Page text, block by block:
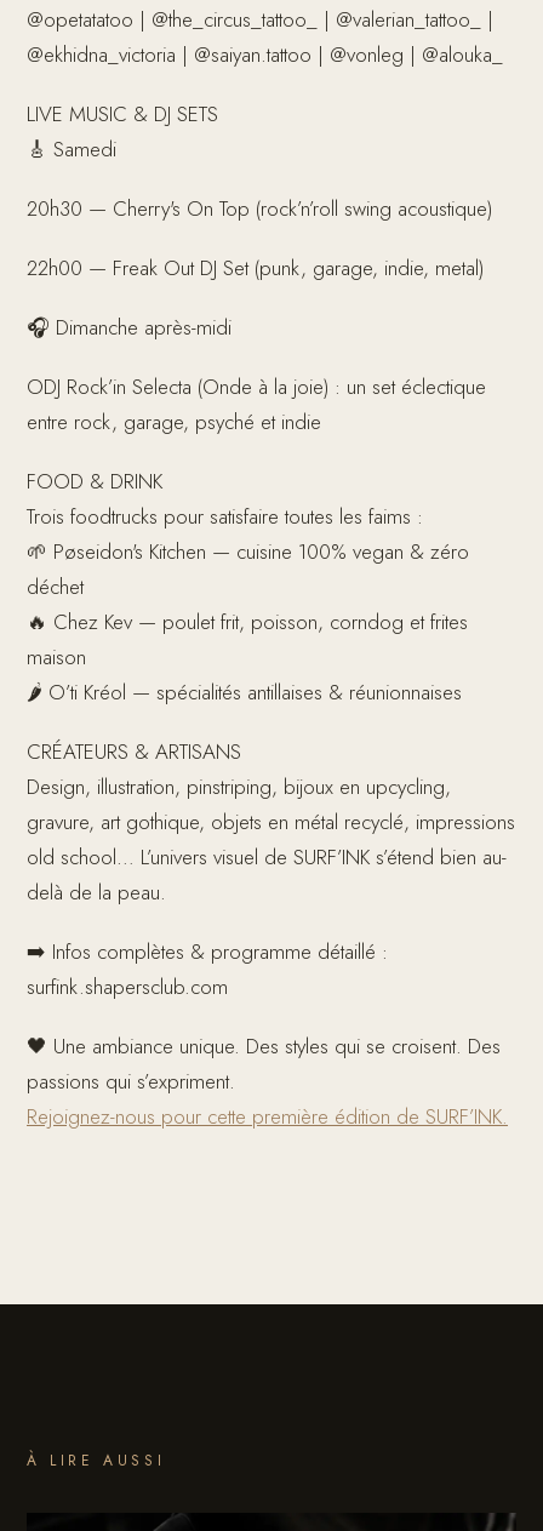
@opetatatoo | @the_circus_tattoo_ | @valerian_tattoo_ |
@ekhidna_victoria | @saiyan.tattoo | @vonleg | @alouka_
LIVE MUSIC & DJ SETS
🎸 Samedi
20h30 — Cherry's On Top (rock’n’roll swing acoustique)
22h00 — Freak Out DJ Set (punk, garage, indie, metal)
🎧 Dimanche après-midi
ODJ Rock’in Selecta (Onde à la joie) : un set éclectique
entre rock, garage, psyché et indie
FOOD & DRINK
Trois foodtrucks pour satisfaire toutes les faims :
🌱 Pøseidon's Kitchen — cuisine 100% vegan & zéro
déchet
🔥 Chez Kev — poulet frit, poisson, corndog et frites
maison
🌶 O’ti Kréol — spécialités antillaises & réunionnaises
CRÉATEURS & ARTISANS
Design, illustration, pinstriping, bijoux en upcycling,
gravure, art gothique, objets en métal recyclé, impressions
old school… L’univers visuel de SURF’INK s’étend bien au-
delà de la peau.
➡️ Infos complètes & programme détaillé :
surfink.shapersclub.com
🖤 Une ambiance unique. Des styles qui se croisent. Des
passions qui s’expriment.
Rejoignez-nous pour cette première édition de SURF’INK.
À LIRE AUSSI